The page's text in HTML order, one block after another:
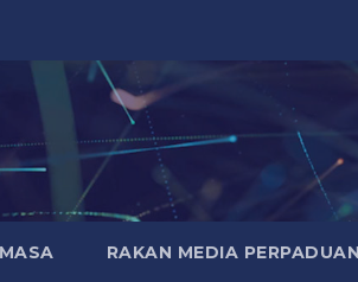
RAKAN MEDIA PERPADUAN